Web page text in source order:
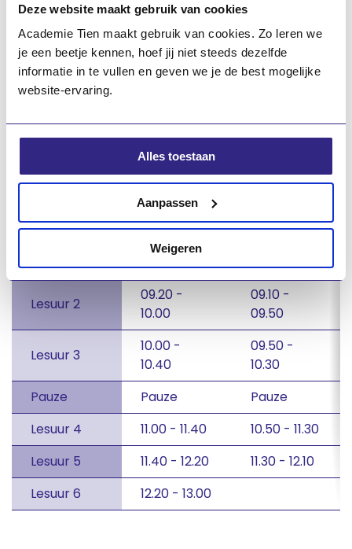
Deze website maakt gebruik van cookies
Academie Tien maakt gebruik van cookies. Zo leren we
je een beetje kennen, hoef jij niet steeds dezelfde
informatie in te vullen en geven we je de best mogelijke
website-ervaring.
Alles toestaan
Aanpassen
Weigeren
Lesuur 8
15.20 - 16.10
Lestijden tijdens
onderwijsmaakweek
Tijdens de onderwijsmaakweek is er een 40 minuten
de middag nieuw lesmateriaal.
Maandag
09.00 -
09.20
09.10
Lesuur 2
09.20 -
10.00
09.10 -
09.50
Lesuur 3
10.00 -
10.40
09.50 -
10.30
Pauze
Pauze
Pauze
Lesuur 4
11.00 - 11.40
10.50 - 11.30
Lesuur 5
11.40 - 12.20
11.30 - 12.10
Lesuur 6
12.20 - 13.00